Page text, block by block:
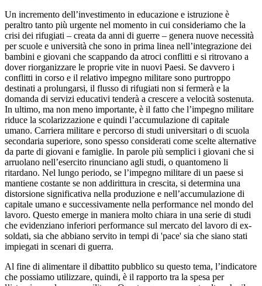
Un incremento dell’investimento in educazione e istruzione è
peraltro tanto più urgente nel momento in cui consideriamo che la
crisi dei rifugiati – creata da anni di guerre – genera nuove necessità
per scuole e università che sono in prima linea nell’integrazione dei
bambini e giovani che scappando da atroci conflitti e si ritrovano a
dover riorganizzare le proprie vite in nuovi Paesi. Se davvero i
conflitti in corso e il relativo impegno militare sono purtroppo
destinati a prolungarsi, il flusso di rifugiati non si fermerà e la
domanda di servizi educativi tenderà a crescere a velocità sostenuta.
In ultimo, ma non meno importante, è il fatto che l’impegno militare
riduce la scolarizzazione e quindi l’accumulazione di capitale
umano. Carriera militare e percorso di studi universitari o di scuola
secondaria superiore, sono spesso considerati come scelte alternative
da parte di giovani e famiglie. In parole più semplici i giovani che si
arruolano nell’esercito rinunciano agli studi, o quantomeno li
ritardano. Nel lungo periodo, se l’impegno militare di un paese si
mantiene costante se non addirittura in crescita, si determina una
distorsione significativa nella produzione e nell’accumulazione di
capitale umano e successivamente nella performance nel mondo del
lavoro. Questo emerge in maniera molto chiara in una serie di studi
che evidenziano inferiori performance sul mercato del lavoro di ex-
soldati, sia che abbiano servito in tempi di 'pace' sia che siano stati
impiegati in scenari di guerra.
Al fine di alimentare il dibattito pubblico su questo tema, l’indicatore
che possiamo utilizzare, quindi, è il rapporto tra la spesa per